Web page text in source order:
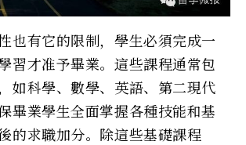
也有它的限制，學生必須完成一
習才准予畢業。這些課程通常包
科學、數學、英語、第二現代
畢業學生全面掌握各種技能和基
的求職加分。除這些基礎課程